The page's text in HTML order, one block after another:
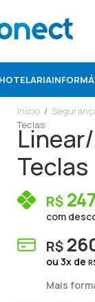
Início /
Teclas
Teclas
R$
com
R$
ou3x de
Mais